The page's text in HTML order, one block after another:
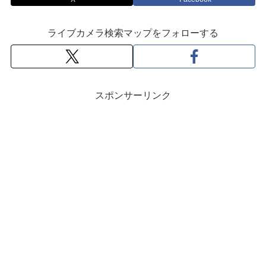
ライブカメラ検索マップをフォローする
スポンサーリンク